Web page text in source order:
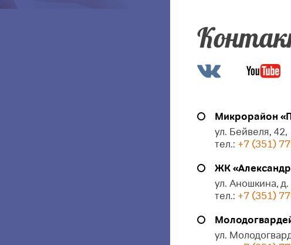
Микрорайон
ул. Бейвеля, 42,
тел.: +7 (351)
ЖК
ул. Аношкина, д.
тел.: +7 (351)
ул.